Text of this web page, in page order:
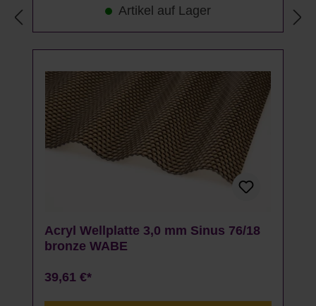
Artikel auf Lager
Acryl Wellplatte 3,0 mm Sinus 76/18
bronze WABE
39,61 €*